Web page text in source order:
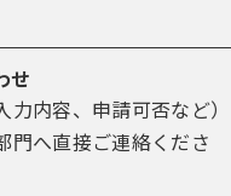
せ
内容、申請可否など）
門へ直接ご連絡くださ